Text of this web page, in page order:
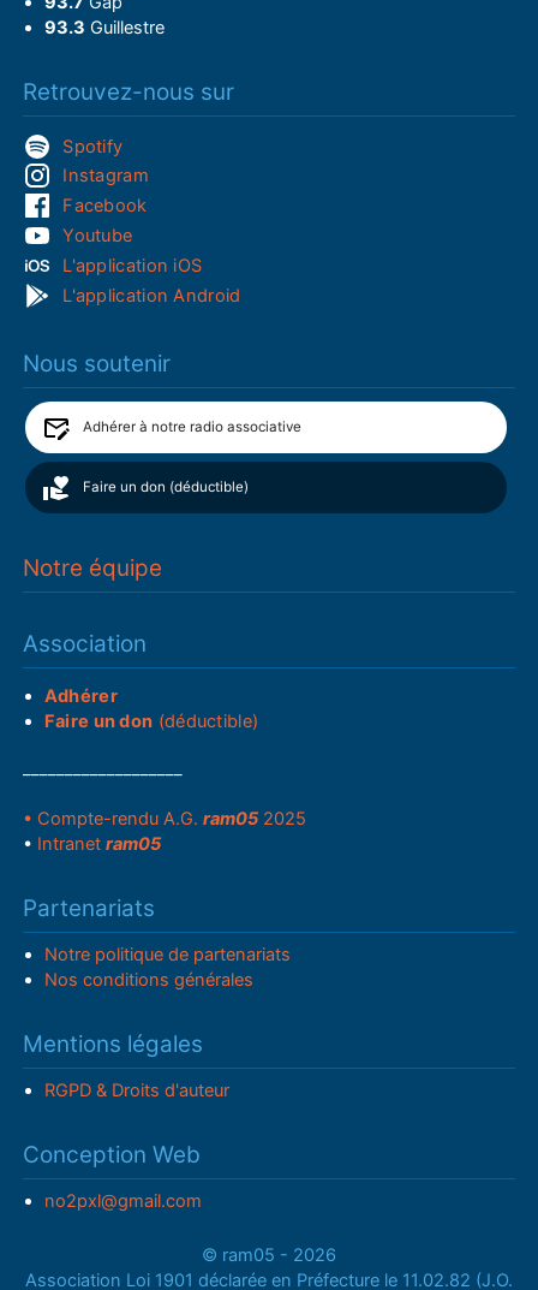
93.3 Guillestre
Retrouvez-nous sur
Spotify
Instagram
Facebook
Youtube
L'application iOS
L'application Android
Nous soutenir
Adhérer à notre radio associative
Faire un don (déductible)
Notre équipe
Association
Adhérer
Faire un don (déductible)
• Compte-rendu A.G.ram05 2025
• Intranetram05
Partenariats
Notre politique de partenariats
Nos conditions générales
Mentions légales
RGPD & Droits d'auteur
Conception Web
no2pxl@gmail.com
© ram05 - 2026
Association Loi 1901 déclarée en Préfecture le 11.02.82 (J.O.